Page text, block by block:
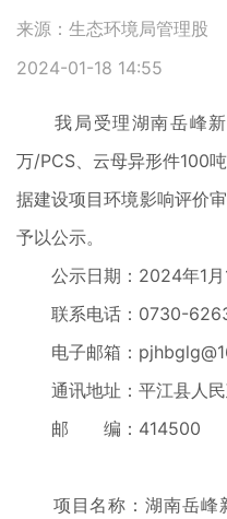
来源：生态环境局管理股
2024-01-18 14:55
我局受理湖南岳峰新
万/PCS、云母异形件100
据建设项目环境影响评价
予以公示。
公示日期：2024年1月
联系电话：0730-
电子邮箱：
通讯地址：平江县人民
邮 编：414500
项目名称：湖南岳峰